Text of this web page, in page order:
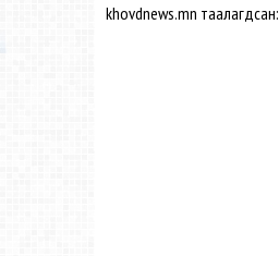
khovdnews.mn таалагдсан: